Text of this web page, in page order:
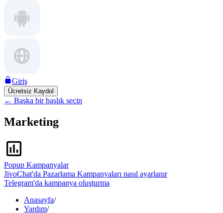
Giriş
Ücretsiz Kaydol
← Başka bir başlık seçin
Marketing
Popup Kampanyalar
JivoChat'da Pazarlama Kampanyaları nasıl ayarlanır
Telegram'da kampanya oluşturma
Anasayfa/
Yardım/